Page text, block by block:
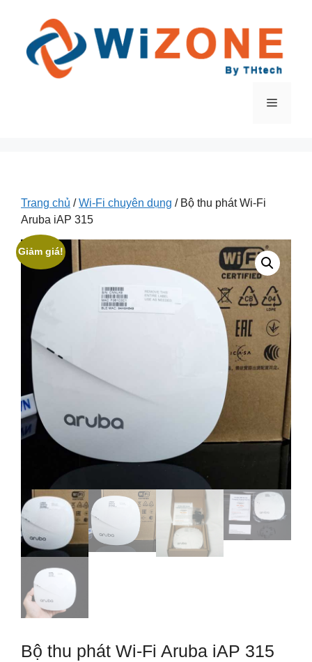
Menu
Trang chủ /Wi-Fi chuyên dụng / Bộ thu phát Wi-Fi
Aruba iAP 315
Giảm giá!
Bộ thu phát Wi-Fi Aruba iAP 315